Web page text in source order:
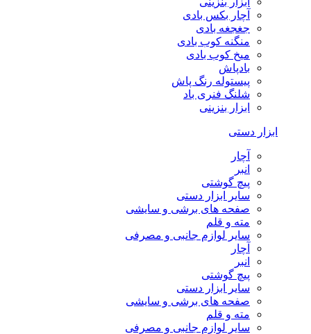
آچار بکس بادی
جغجغه بادی
منگنه کوب بادی
میخ کوب بادی
بادپاش
پیستوله رنگ پاش
شلنگ فنری باد
ابزار بنزینی
ابزار دستی
آچار
انبر
پیچ گوشتی
سایر ابزار دستی
صفحه های برشی و سایشی
مته و قلم
سایر لوازم جانبی و مصرفی
آچار
انبر
پیچ گوشتی
سایر ابزار دستی
صفحه های برشی و سایشی
مته و قلم
سایر لوازم جانبی و مصرفی